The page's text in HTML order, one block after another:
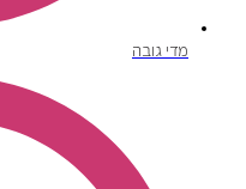
מדי גובה